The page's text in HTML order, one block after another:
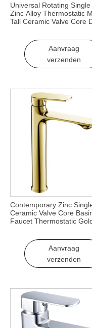
Universal Rotating
Zinc Alloy Thermostatic
Tall Ceramic Valve Core
Aanvraag
verzenden
Contemporary Zinc
Ceramic Valve Core
Faucet Thermostatic Gold
Aanvraag
verzenden